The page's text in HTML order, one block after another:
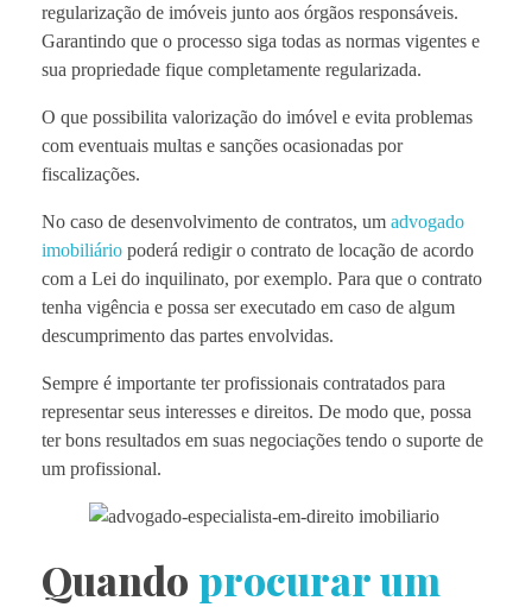
regularização de imóveis junto aos órgãos responsáveis.
Garantindo que o processo siga todas as normas vigentes e
sua propriedade fique completamente regularizada.
O que possibilita valorização do imóvel e evita problemas
com eventuais multas e sanções ocasionadas por
fiscalizações.
No caso de desenvolvimento de contratos, um advogado
imobiliário poderá redigir o contrato de locação de acordo
com a Lei do inquilinato, por exemplo. Para que o contrato
tenha vigência e possa ser executado em caso de algum
descumprimento das partes envolvidas.
Sempre é importante ter profissionais contratados para
representar seus interesses e direitos. De modo que, possa
ter bons resultados em suas negociações tendo o suporte de
um profissional.
Quando procurar um